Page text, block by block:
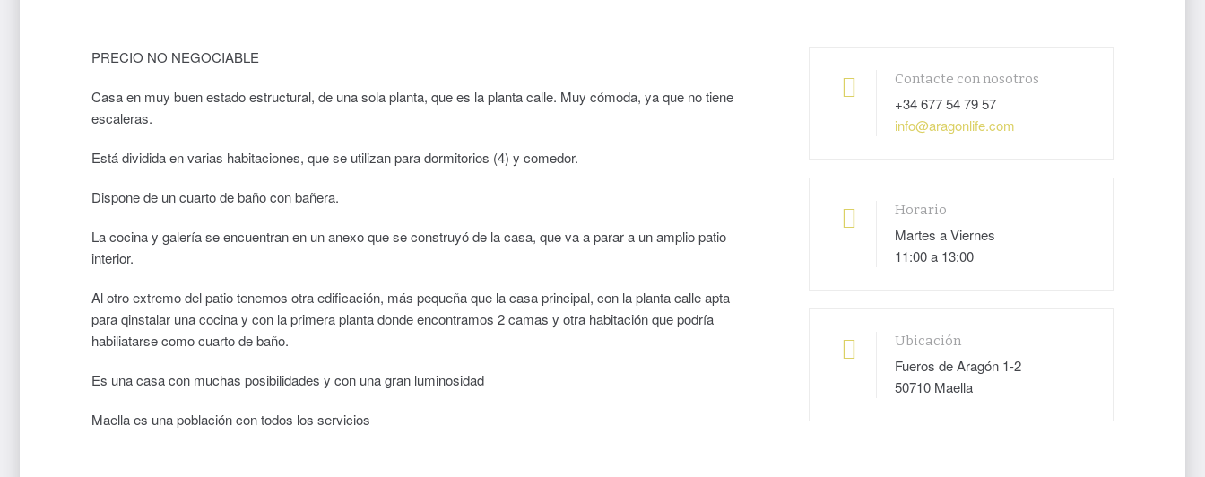
PRECIO NO NEGOCIABLE
Casa en muy buen estado estructural, de una sola planta, que es la planta calle. Muy cómoda, ya que no tiene
escaleras.
Está dividida en varias habitaciones, que se utilizan para dormitorios (4) y comedor.
Dispone de un cuarto de baño con bañera.
La cocina y galería se encuentran en un anexo que se construyó de la casa, que va a parar a un amplio patio
interior.
Al otro extremo del patio tenemos otra edificación, más pequeña que la casa principal, con la planta calle apta
para qinstalar una cocina y con la primera planta donde encontramos 2 camas y otra habitación que podría
habiliatarse como cuarto de baño.
Es una casa con muchas posibilidades y con una gran luminosidad
Maella es una población con todos los servicios
Contacte con nosotros
+34 677 54 79 57
info@aragonlife.com
Horario
Martes a Viernes
11:00 a 13:00
Ubicación
Fueros de Aragón 1-2
50710 Maella